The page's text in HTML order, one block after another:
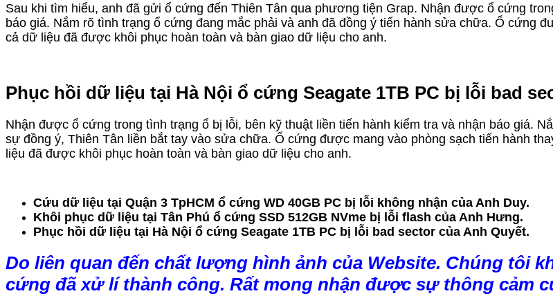
Sau khi tìm hiểu, anh đã gửi ổ cứng đến Thiên Tân qua phương tiện Grap. Nhận được ổ cứng
báo giá. Nắm rõ tình trạng ổ cứng đang mắc phải và anh đã đồng ý tiến hành sửa chữa. Ổ cứng
cả dữ liệu đã được khôi phục hoàn toàn và bàn giao dữ liệu cho anh.
Phục hồi dữ liệu tại Hà Nội ổ cứng Seagate 1TB PC bị lỗi bad
Nhận được ổ cứng trong tình trạng ổ bị lỗi, bên kỹ thuật liền tiến hành kiểm tra và nhận báo giá.
sự đồng ý, Thiên Tân liền bắt tay vào sửa chữa. Ổ cứng được mang vào phòng sạch tiến hành
liệu đã được khôi phục hoàn toàn và bàn giao dữ liệu cho anh.
Cứu dữ liệu tại Quận 3 TpHCM ổ cứng WD 40GB PC bị lỗi không nhận của Anh Duy.
Khôi phục dữ liệu tại Tân Phú ổ cứng SSD 512GB NVme bị lỗi flash của Anh Hưng.
Phục hồi dữ liệu tại Hà Nội ổ cứng Seagate 1TB PC bị lỗi bad sector của Anh Quyết.
Do liên quan đến chất lượng hình ảnh của Website. Chúng tôi
cứng đã xử lí thành công. Rất mong nhận được sự thông cảm